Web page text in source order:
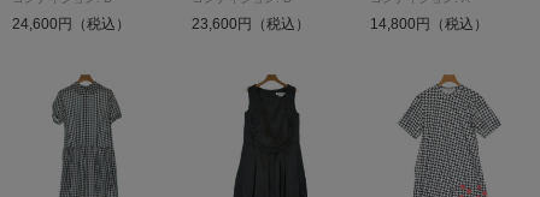
24,600円（税込） 23,600円（税込） 14,800円（税込）